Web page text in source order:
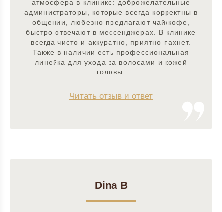
атмосфера в клинике: доброжелательные
администраторы, которые всегда корректны в
общении, любезно предлагают чай/кофе,
быстро отвечают в мессенджерах. В клинике
всегда чисто и аккуратно, приятно пахнет.
Также в наличии есть профессиональная
линейка для ухода за волосами и кожей
головы.
Читать отзыв и ответ
Dina B